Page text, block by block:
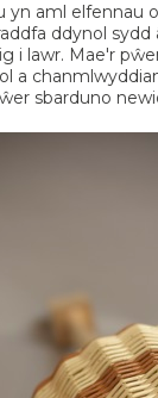
yn aml
ddynol
i lawr. Mae'r
a
sbarduno